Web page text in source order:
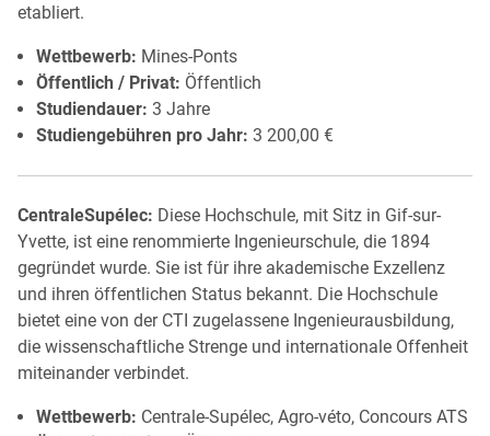
etabliert.
Wettbewerb: Mines-Ponts
Öffentlich / Privat: Öffentlich
Studiendauer: 3 Jahre
Studiengebühren pro Jahr: 3 200,00 €
CentraleSupélec: Diese Hochschule, mit Sitz in Gif-sur-
Yvette, ist eine renommierte Ingenieurschule, die 1894
gegründet wurde. Sie ist für ihre akademische Exzellenz
und ihren öffentlichen Status bekannt. Die Hochschule
bietet eine von der CTI zugelassene Ingenieurausbildung,
die wissenschaftliche Strenge und internationale Offenheit
miteinander verbindet.
Wettbewerb: Centrale-Supélec, Agro-véto, Concours ATS